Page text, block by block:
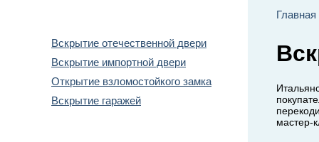
Вскрытие отечественной двери
Вскрытие импортной двери
Открытие взломостойкого замка
Вскрытие гаражей
Главная
мастер-